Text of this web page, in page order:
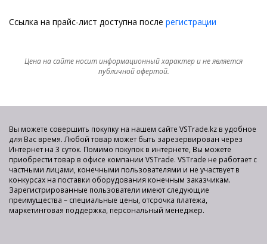
Ссылка на прайс-лист доступна после регистрации
Цена на сайте носит информационный характер и не является
публичной офертой.
Вы можете совершить покупку на нашем сайте VSTrade.kz в удобное
для Вас время. Любой товар может быть зарезервирован через
Интернет на 3 суток. Помимо покупок в интернете, Вы можете
приобрести товар в офисе компании VSTrade. VSTrade не работает с
частными лицами, конечными пользователями и не участвует в
конкурсах на поставки оборудования конечным заказчикам.
Зарегистрированные пользователи имеют следующие
преимущества – специальные цены, отсрочка платежа,
маркетинговая поддержка, персональный менеджер.